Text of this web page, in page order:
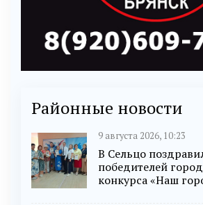
Районные новости
9 августа 2026, 10:23
В Сельцо
победителей
конкурса «Наш